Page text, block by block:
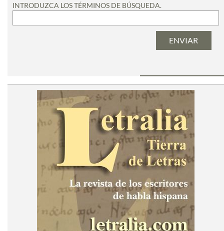
INTRODUZCA LOS TÉRMINOS DE BÚSQUEDA.